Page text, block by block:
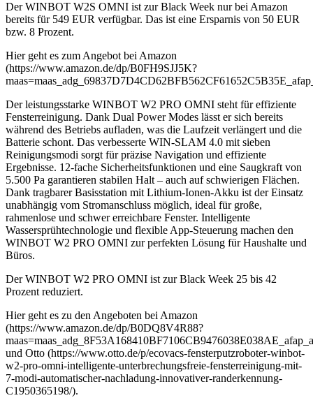
Der WINBOT W2S OMNI ist zur Black Week nur bei Amazon
bereits für 549 EUR verfügbar. Das ist eine Ersparnis von 50 EUR
bzw. 8 Prozent.
Hier geht es zum Angebot bei Amazon
(https://www.amazon.de/dp/B0FH9SJJ5K?
Der leistungsstarke WINBOT W2 PRO OMNI steht für effiziente
Fensterreinigung. Dank Dual Power Modes lässt er sich bereits
während des Betriebs aufladen, was die Laufzeit verlängert und die
Batterie schont. Das verbesserte WIN-SLAM 4.0 mit sieben
Reinigungsmodi sorgt für präzise Navigation und effiziente
Ergebnisse. 12-fache Sicherheitsfunktionen und eine Saugkraft von
5.500 Pa garantieren stabilen Halt – auch auf schwierigen Flächen.
Dank tragbarer Basisstation mit Lithium-Ionen-Akku ist der Einsatz
unabhängig vom Stromanschluss möglich, ideal für große,
rahmenlose und schwer erreichbare Fenster. Intelligente
Wassersprühtechnologie und flexible App-Steuerung machen den
WINBOT W2 PRO OMNI zur perfekten Lösung für Haushalte und
Büros.
Der WINBOT W2 PRO OMNI ist zur Black Week 25 bis 42
Prozent reduziert.
Hier geht es zu den Angeboten bei Amazon
(https://www.amazon.de/dp/B0DQ8V4R88?
und Otto (https://www.otto.de/p/ecovacs-fensterputzroboter-winbot-
w2-pro-omni-intelligente-unterbrechungsfreie-fensterreinigung-mit-
7-modi-automatischer-nachladung-innovativer-randerkennung-
C1950365198/).